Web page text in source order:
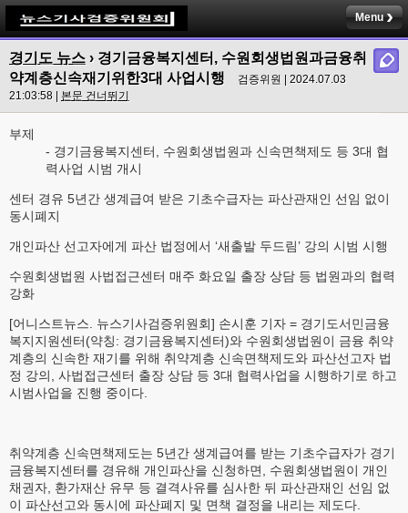
Menu
경기도 뉴스 › 경기금융복지센터, 수원회생법원과금융취
약계층신속재기위한3대 사업시행
검증위원 | 2024.07.03
21:03:58 | 본문 건너뛰기
부제
- 경기금융복지센터, 수원회생법원과 신속면책제도 등 3대 협
력사업 시범 개시
센터 경유 5년간 생계급여 받은 기초수급자는 파산관재인 선임 없이
동시폐지
개인파산 선고자에게 파산 법정에서 ‘새출발 두드림’ 강의 시범 시행
수원회생법원 사법접근센터 매주 화요일 출장 상담 등 법원과의 협력
강화
[어니스트뉴스. 뉴스기사검증위원회] 손시훈 기자 = 경기도서민금융
복지지원센터(약칭: 경기금융복지센터)와 수원회생법원이 금융 취약
계층의 신속한 재기를 위해 취약계층 신속면책제도와 파산선고자 법
정 강의, 사법접근센터 출장 상담 등 3대 협력사업을 시행하기로 하고
시범사업을 진행 중이다.
취약계층 신속면책제도는 5년간 생계급여를 받는 기초수급자가 경기
금융복지센터를 경유해 개인파산을 신청하면, 수원회생법원이 개인
채권자, 환가재산 유무 등 결격사유를 심사한 뒤 파산관재인 선임 없
이 파산선고와 동시에 파산폐지 및 면책 결정을 내리는 제도다.